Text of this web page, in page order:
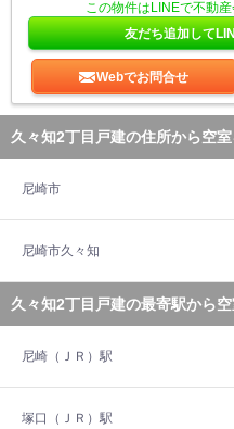
この物件はLINEで不動
友だち追加して
Webでお問合せ
久々知2丁目戸建の住所から空
尼崎市
尼崎市久々知
久々知2丁目戸建の最寄駅から
尼崎（ＪＲ）駅
塚口（ＪＲ）駅